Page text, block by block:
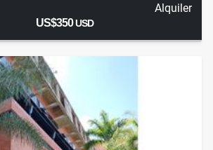
Alquiler
US$350USD